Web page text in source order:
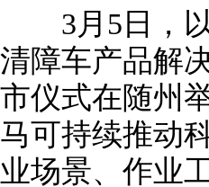
3月5日，以
清障车产品解
市仪式在随州
马可持续推动
业场景、作业